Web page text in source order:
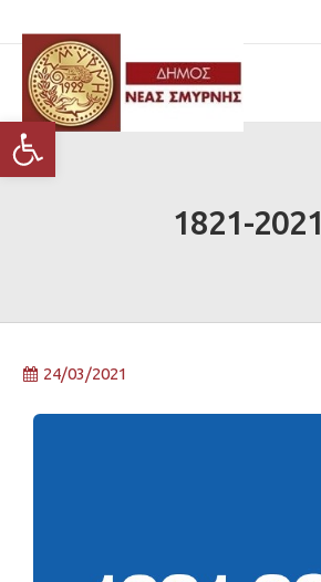
Ανοίξτε τη γραμμή εργαλείων
1821-2021
24/03/2021